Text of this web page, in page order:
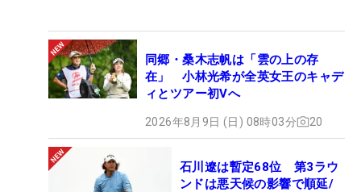
同郷・桑木志帆は「雲の上の存
在」 小林光希が全英女王のキャデ
ィとツアー初Vへ
2026年8月9日 (日) 08時03分 20
石川遼は暫定68位 第3ラウ
ンドは悪天候の影響で順延/